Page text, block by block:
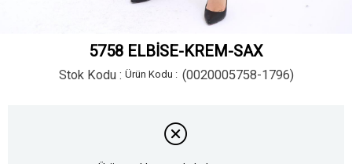
5758 ELBİSE-KREM-SAX
Stok Kodu (0020005758-1796)